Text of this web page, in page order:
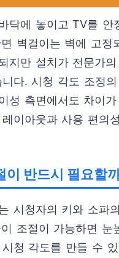
닥에 놓이고 TV를 안
벽걸이는 벽에 고정
지만 설치가 전문가
다. 시청 각도 조정
성 측면에서도 차이
이아웃과 사용 편의
이 반드시 필요할
시청자의 키와 소파
조절이 가능하면 눈
청 각도를 만들 수